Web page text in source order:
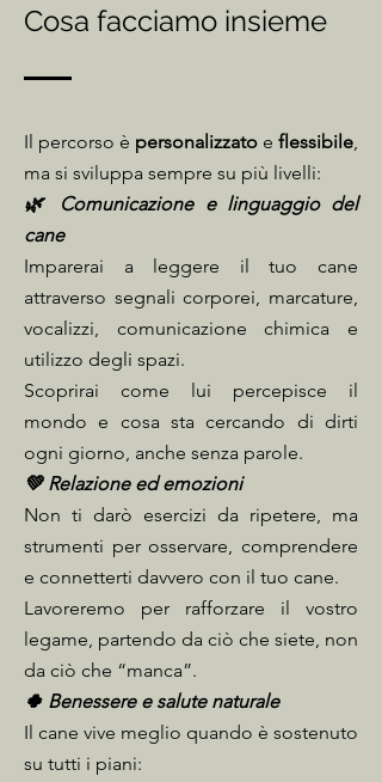
Cosa facciamo insieme
Il percorso è personalizzato e flessibile,
ma si sviluppa sempre su più livelli:
🌿 Comunicazione e linguaggio del
cane
Imparerai a leggere il tuo cane
attraverso segnali corporei, marcature,
vocalizzi, comunicazione chimica e
utilizzo degli spazi.
Scoprirai come lui percepisce il
mondo e cosa sta cercando di dirti
ogni giorno, anche senza parole.
💚 Relazione ed emozioni
Non ti darò esercizi da ripetere, ma
strumenti per osservare, comprendere
e connetterti davvero con il tuo cane.
Lavoreremo per rafforzare il vostro
legame, partendo da ciò che siete, non
da ciò che “manca”.
🍀 Benessere e salute naturale
Il cane vive meglio quando è sostenuto
su tutti i piani: